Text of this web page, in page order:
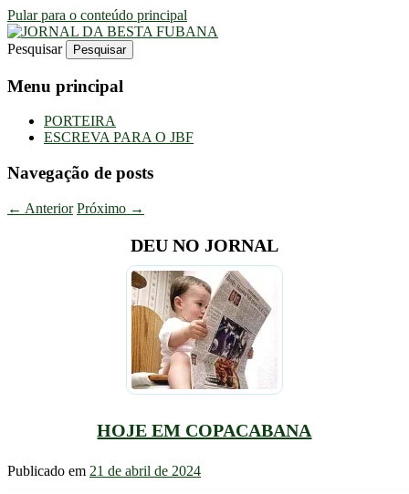
Pular para o conteúdo principal
JORNAL DA BESTA FUBANA
Uma Gazeta Escrota
Pesquisar
Menu principal
PORTEIRA
ESCREVA PARA O JBF
Navegação de posts
← Anterior Próximo →
DEU NO JORNAL
HOJE EM COPACABANA
Publicado em 21 de abril de 2024